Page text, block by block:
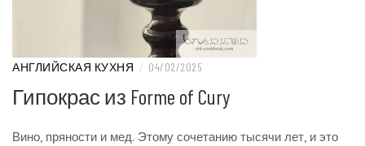
АНГЛИЙСКАЯ КУХНЯ / 04/02/2025
Гипокрас из Forme of Cury
Вино, пряности и мед. Этому сочетанию тысячи лет, и это